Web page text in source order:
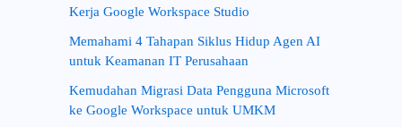
Kerja Google Workspace Studio
Memahami 4 Tahapan Siklus Hidup Agen AI
untuk Keamanan IT Perusahaan
Kemudahan Migrasi Data Pengguna Microsoft
ke Google Workspace untuk UMKM